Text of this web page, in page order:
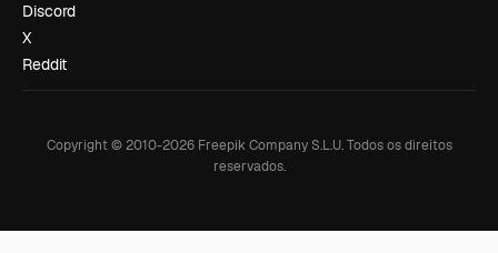
Discord
X
Reddit
Copyright © 2010-2026Freepik Company S.L.U. Todos os direitos
reservados.